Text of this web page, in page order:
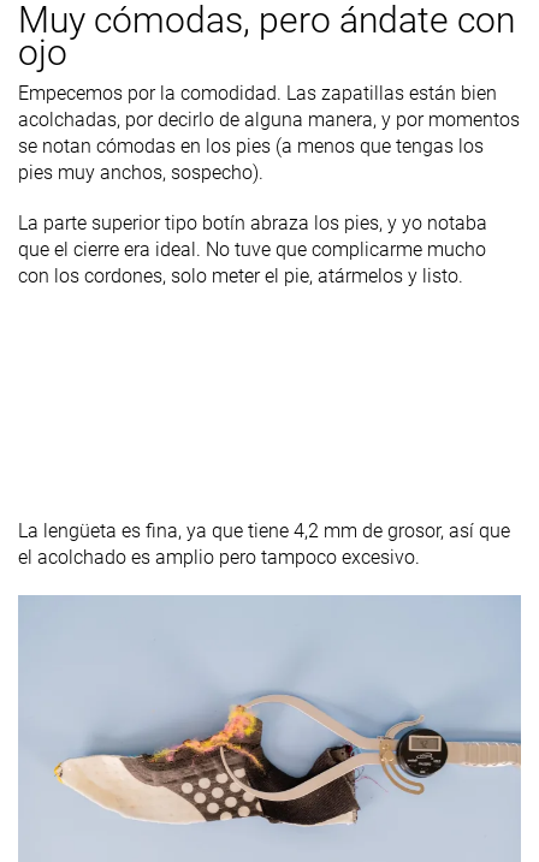
Muy cómodas, pero ándate con
ojo
Empecemos por la comodidad. Las zapatillas están bien
acolchadas, por decirlo de alguna manera, y por momentos
se notan cómodas en los pies (a menos que tengas los
pies muy anchos, sospecho).
La parte superior tipo botín abraza los pies, y yo notaba
que el cierre era ideal. No tuve que complicarme mucho
con los cordones, solo meter el pie, atármelos y listo.
La lengüeta es fina, ya que tiene 4,2 mm de grosor, así que
el acolchado es amplio pero tampoco excesivo.